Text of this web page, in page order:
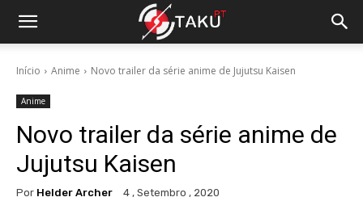
Início Anime Novo trailer da série anime de Jujutsu Kaisen
Anime
Novo trailer da série anime de
Jujutsu Kaisen
Por Helder Archer 4 , Setembro , 2020